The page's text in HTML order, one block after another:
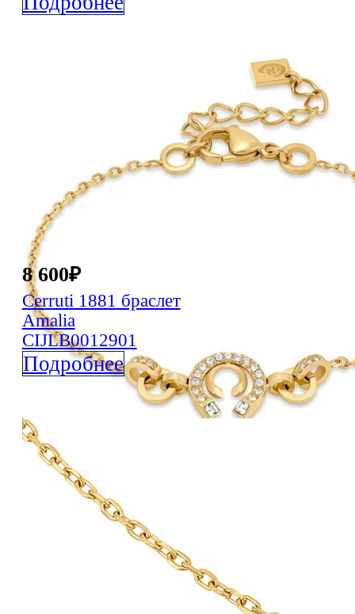
8 600₽
Cerruti 1881 браслет
Amalia
CIJLB0012901
Подробнее